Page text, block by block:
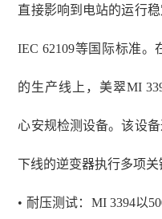
直接影响到电站的运行
IEC 62109等国际标准
的生产线上，美翠MI
心安规检测设备。该设
下线的逆变器执行多项关
• 耐压测试：MI 3394以